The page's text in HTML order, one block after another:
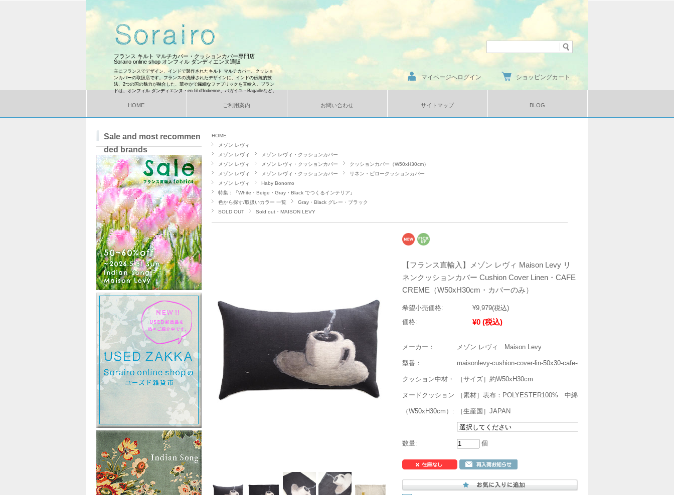
フランス キルト マルチカバー・クッションカバー専門店
Sorairo online shop オンフィル ダンディエンヌ通販
主にフランスでデザイン、インドで製作されたキルト マルチカバー、クッショ
ンカバーの取扱店です。フランスの洗練されたデザインに、インドの伝統的技
法、2つの国の魅力が融合した、華やかで繊細なファブリックを直輸入。ブラン
ドは、オンフィル ダンディエンヌ・en fil d'Indienne、バガイユ・Bagailleなど。
マイページへログイン ショッピングカート
HOME ご利用案内 お問い合わせ サイトマップ BLOG
HOME
メゾン レヴィ
メゾン レヴィ
メゾン レヴィ・クッションカバー
メゾン レヴィ
メゾン レヴィ・クッションカバー
クッションカバー（W50xH30cm）
メゾン レヴィ
メゾン レヴィ・クッションカバー
リネン・ピロークッションカバー
メゾン レヴィ
Haby Bonomo
特集：『White・Beige・Gray・Black でつくるインテリア』
色から探す/取扱いカラー 一覧
Gray・Black グレー・ブラック
SOLD OUT
Sold out・MAISON LEVY
【フランス直輸入】メゾン レヴィ Maison Levy リ
ネンクッションカバー Cushion Cover Linen・CAFE
CREME（W50xH30cm・カバーのみ）
希望小売価格: ¥9,979(税込)
価格:
¥0 (税込)
メーカー： メゾン レヴィ Maison Levy
型番： maisonlevy-cushion-cover-lin-50x30-cafe-creme-01
クッション中材・
ヌードクッション
（W50xH30cm）:
［サイズ］約W50xH30cm
［素材］表布：POLYESTER100% 中綿：POLYESTER100%
［生産国］JAPAN
数量: 個
Sale and most recommen
ded brands